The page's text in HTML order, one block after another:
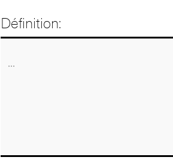
Définition: